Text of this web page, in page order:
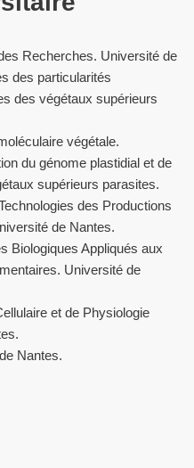
Recherches. Université de
des particularités
des végétaux supérieurs
végétale.
du génome plastidial et de
supérieurs parasites.
des Productions
de Nantes.
Biologiques Appliqués aux
Université de
et de Physiologie
Nantes.